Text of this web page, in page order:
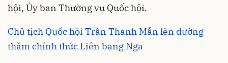
hội, Ủy ban Thường vụ Quốc hội.
Chủ tịch Quốc hội Trần Thanh Mẫn lên đường
thăm chính thức Liên bang Nga